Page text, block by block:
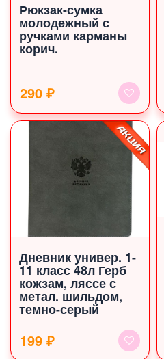
Рюкзак-сумка
молодежный с
ручками карманы
корич.
290 ₽
Дневник универ. 1-
11 класс 48л Герб
кожзам, ляссе с
метал. шильдом,
темно-серый
199 ₽